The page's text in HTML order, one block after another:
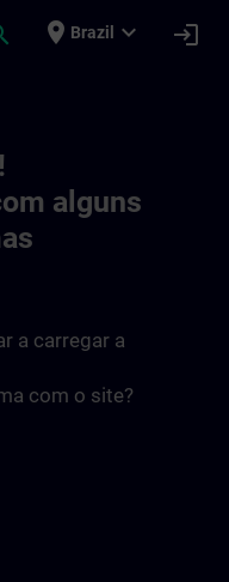
place Brazil expand_more login
alguns
a carregar a
com o site?